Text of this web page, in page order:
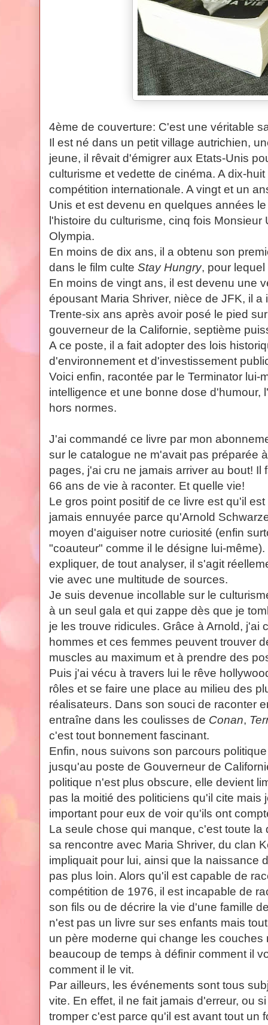
4ème de couverture: C'est une véritable
Il est né dans un petit village autrichien,
jeune, il rêvait d'émigrer aux Etats-Unis
culturisme et vedette de cinéma. A dix-
compétition internationale. A vingt et un
Unis et est devenu en quelques années
l'histoire du culturisme, cinq fois
Olympia.
En moins de dix ans, il a obtenu son
dans le film culte Stay Hungry, pour
En moins de vingt ans, il est devenu une
épousant Maria Shriver, nièce de JFK, il
Trente-six ans après avoir posé le pied
gouverneur de la Californie, septième
A ce poste, il a fait adopter des lois
d'environnement et d'investissement
Voici enfin, racontée par le Terminator lui-
intelligence et une bonne dose d'humour,
hors normes.
J'ai commandé ce livre par mon
sur le catalogue ne m'avait pas préparée
pages, j'ai cru ne jamais arriver au bout! Il
66 ans de vie à raconter. Et quelle vie!
Le gros point positif de ce livre est qu'il
jamais ennuyée parce qu'Arnold
moyen d'aiguiser notre curiosité (enfin
"coauteur" comme il le désigne lui-
expliquer, de tout analyser, il s'agit
vie avec une multitude de sources.
Je suis devenue incollable sur le
à un seul gala et qui zappe dès que je
je les trouve ridicules. Grâce à Arnold, j'ai
hommes et ces femmes peuvent trouver
muscles au maximum et à prendre des
Puis j'ai vécu à travers lui le rêve
rôles et se faire une place au milieu des
réalisateurs. Dans son souci de raconter
entraîne dans les coulisses de Conan,
c'est tout bonnement fascinant.
Enfin, nous suivons son parcours
jusqu'au poste de Gouverneur de
politique n'est plus obscure, elle devient
pas la moitié des politiciens qu'il cite mais
important pour eux de voir qu'ils ont
La seule chose qui manque, c'est toute la
sa rencontre avec Maria Shriver, du clan
impliquait pour lui, ainsi que la naissance
pas plus loin. Alors qu'il est capable de
compétition de 1976, il est incapable de
son fils ou de décrire la vie d'une famille
n'est pas un livre sur ses enfants mais
un père moderne qui change les couches
beaucoup de temps à définir comment il
comment il le vit.
Par ailleurs, les événements sont tous
vite. En effet, il ne fait jamais d'erreur, ou
tromper c'est parce qu'il est avant tout un